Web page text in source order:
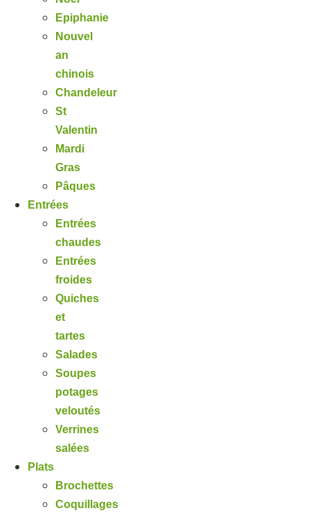
Epiphanie
Nouvel
an
chinois
Chandeleur
St
Valentin
Mardi
Gras
Pâques
Entrées
Entrées
chaudes
Entrées
froides
Quiches
et
tartes
Salades
Soupes
potages
veloutés
Verrines
salées
Plats
Brochettes
Coquillages